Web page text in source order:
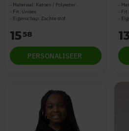
Materiaal: Katoen / Polyester
Fit: Unisex
Eigenschap: Zachte stof
1558
PERSONALISEER